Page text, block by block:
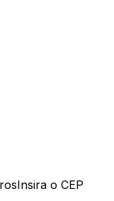
Insira o CEP